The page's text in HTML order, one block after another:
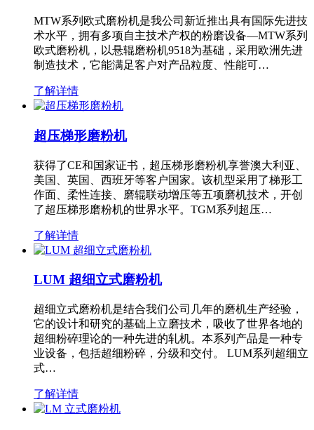
MTW系列欧式磨粉机是我公司新近推出具有国际先进技
术水平，拥有多项自主技术产权的粉磨设备—MTW系列
欧式磨粉机，以悬辊磨粉机9518为基础，采用欧洲先进
制造技术，它能满足客户对产品粒度、性能可…
了解详情
超压梯形磨粉机
获得了CE和国家证书，超压梯形磨粉机享誉澳大利亚、
美国、英国、西班牙等客户国家。该机型采用了梯形工
作面、柔性连接、磨辊联动增压等五项磨机技术，开创
了超压梯形磨粉机的世界水平。TGM系列超压…
了解详情
LUM 超细立式磨粉机
超细立式磨粉机是结合我们公司几年的磨机生产经验，
它的设计和研究的基础上立磨技术，吸收了世界各地的
超细粉碎理论的一种先进的轧机。本系列产品是一种专
业设备，包括超细粉碎，分级和交付。 LUM系列超细立
式…
了解详情